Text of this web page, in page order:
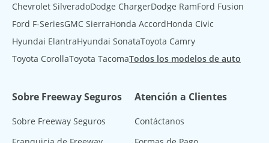
Chevrolet SilveradoDodge ChargerDodge RamFord Fusion
Ford F-SeriesGMC SierraHonda AccordHonda Civic
Hyundai ElantraHyundai SonataToyota Camry
Toyota CorollaToyota TacomaTodos los modelos de auto
Sobre Freeway Seguros
Sobre Freeway Seguros
Atención a Clientes
Contáctanos